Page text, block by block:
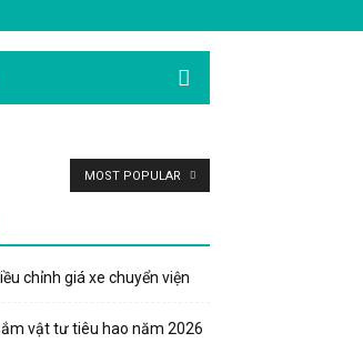
MOST POPULAR
chỉnh giá xe chuyển viện
vật tư tiêu hao năm 2026